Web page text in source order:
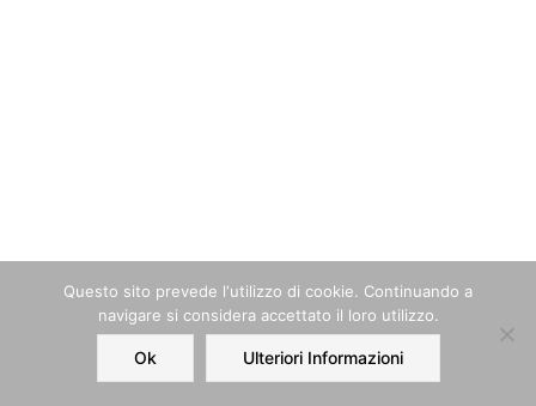
Home Order Account
Questo sito prevede l‘utilizzo di cookie. Continuando a
navigare si considera accettato il loro utilizzo.
Ok Ulteriori Informazioni